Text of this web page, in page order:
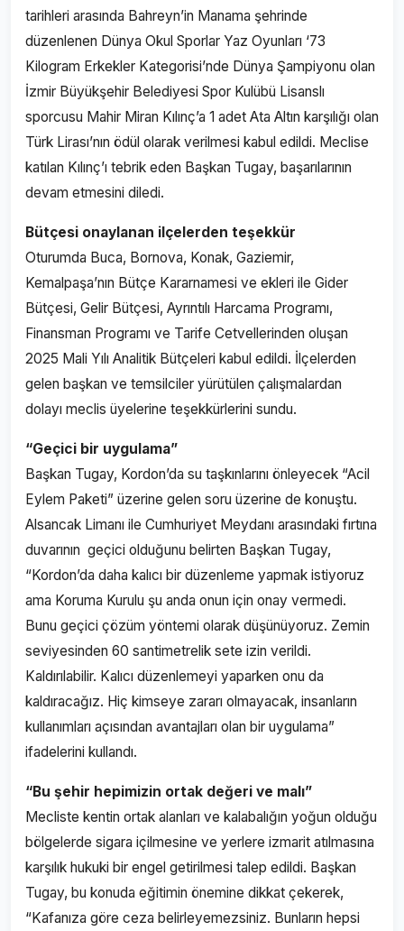
tarihleri arasında Bahreyn’in Manama şehrinde
düzenlenen Dünya Okul Sporlar Yaz Oyunları ‘73
Kilogram Erkekler Kategorisi’nde Dünya Şampiyonu olan
İzmir Büyükşehir Belediyesi Spor Kulübü Lisanslı
sporcusu Mahir Miran Kılınç’a 1 adet Ata Altın karşılığı olan
Türk Lirası’nın ödül olarak verilmesi kabul edildi. Meclise
katılan Kılınç’ı tebrik eden Başkan Tugay, başarılarının
devam etmesini diledi.
Bütçesi onaylanan ilçelerden teşekkür
Oturumda Buca, Bornova, Konak, Gaziemir,
Kemalpaşa’nın Bütçe Kararnamesi ve ekleri ile Gider
Bütçesi, Gelir Bütçesi, Ayrıntılı Harcama Programı,
Finansman Programı ve Tarife Cetvellerinden oluşan
2025 Mali Yılı Analitik Bütçeleri kabul edildi. İlçelerden
gelen başkan ve temsilciler yürütülen çalışmalardan
dolayı meclis üyelerine teşekkürlerini sundu.
“Geçici bir uygulama”
Başkan Tugay, Kordon’da su taşkınlarını önleyecek “Acil
Eylem Paketi” üzerine gelen soru üzerine de konuştu.
Alsancak Limanı ile Cumhuriyet Meydanı arasındaki fırtına
duvarının geçici olduğunu belirten Başkan Tugay,
“Kordon’da daha kalıcı bir düzenleme yapmak istiyoruz
ama Koruma Kurulu şu anda onun için onay vermedi.
Bunu geçici çözüm yöntemi olarak düşünüyoruz. Zemin
seviyesinden 60 santimetrelik sete izin verildi.
Kaldırılabilir. Kalıcı düzenlemeyi yaparken onu da
kaldıracağız. Hiç kimseye zararı olmayacak, insanların
kullanımları açısından avantajları olan bir uygulama”
ifadelerini kullandı.
“Bu şehir hepimizin ortak değeri ve malı”
Mecliste kentin ortak alanları ve kalabalığın yoğun olduğu
bölgelerde sigara içilmesine ve yerlere izmarit atılmasına
karşılık hukuki bir engel getirilmesi talep edildi. Başkan
Tugay, bu konuda eğitimin önemine dikkat çekerek,
“Kafanıza göre ceza belirleyemezsiniz. Bunların hepsi